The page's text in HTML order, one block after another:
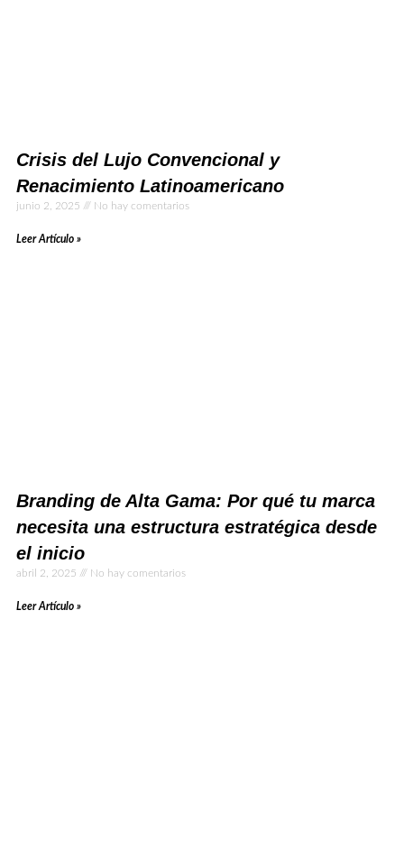
Crisis del Lujo Convencional y
Renacimiento Latinoamericano
junio 2, 2025 No hay comentarios
Leer Artículo »
Branding de Alta Gama: Por qué tu marca
necesita una estructura estratégica desde
el inicio
abril 2, 2025 No hay comentarios
Leer Artículo »